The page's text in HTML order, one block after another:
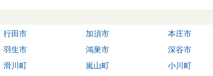
行田市 加須市
本庄市
羽生市 鴻巣市
深谷市
滑川町 嵐山町
小川町